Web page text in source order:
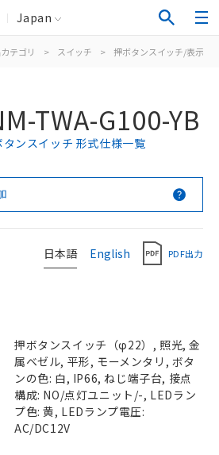
Japan
テゴリ > スイッチ > 押ボタンスイッチ/表示灯
TWA-G100-YB
ンスイッチ 形式仕様一覧
日本語 English PDF出力
押ボタンスイッチ（φ22）, 照光, 金
属ベゼル, 平形, モーメンタリ, ボタ
ンの色: 白, IP66, ねじ端子台, 接点
構成: NO/点灯ユニット/-, LEDラン
プ色: 黄, LEDランプ電圧:
AC/DC12V